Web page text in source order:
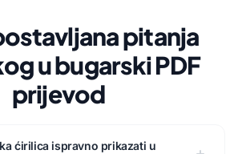
pitanja
u bugarski PDF
prijevod
ćirilica ispravno prikazati u